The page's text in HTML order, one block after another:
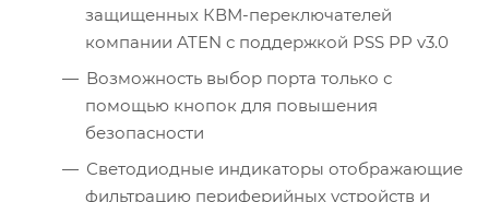
защищенных КВМ-переключателей
компании ATEN с поддержкой PSS PP v3.0
Возможность выбор порта только с
помощью кнопок для повышения
безопасности
Светодиодные индикаторы отображающие
фильтрацию периферийных устройств и